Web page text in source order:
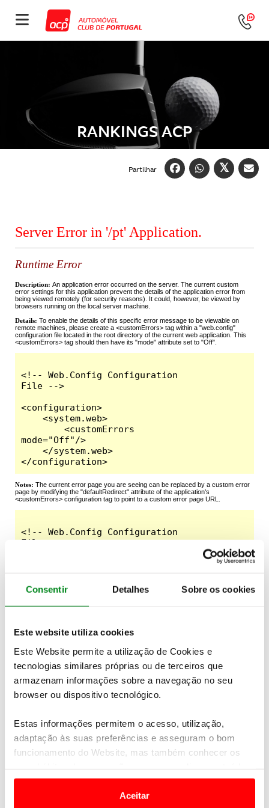
Consentir Detalhes Sobre os cookies
Este website utiliza cookies
Este Website permite a utilização de Cookies e
tecnologias similares próprias ou de terceiros que
armazenam informações sobre a navegação no seu
browser ou dispositivo tecnológico.
Estas informações permitem o acesso, utilização,
adaptação às suas preferências e asseguram o bom
funcionamento do Website, mas também conhecer os
e anúncios de modo a promover produtos e/ou serviços.
Aceitar
RANKINGS ACP
Partilhar